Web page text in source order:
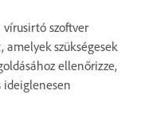
szoftver
szükségesek
ellenőrizze,
ideiglenesen